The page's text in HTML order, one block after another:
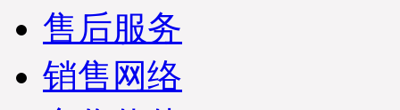
售后服务
销售网络